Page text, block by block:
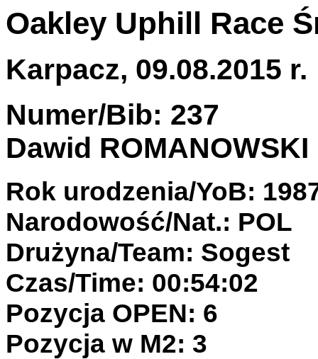
Oakley Uphill Race
Karpacz, 09.08.2015 r.
Numer/Bib: 237
Dawid ROMANOWSKI
Rok urodzenia/YoB:
Narodowość/Nat.: POL
Drużyna/Team: Sogest
Czas/Time: 00:54:02
Pozycja OPEN: 6
Pozycja w M2: 3